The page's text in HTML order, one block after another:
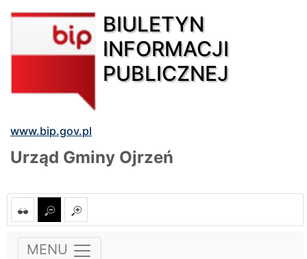
BIULETYN
INFORMACJI
PUBLICZNEJ
www.bip.gov.pl
Urząd Gminy Ojrzeń
MENU